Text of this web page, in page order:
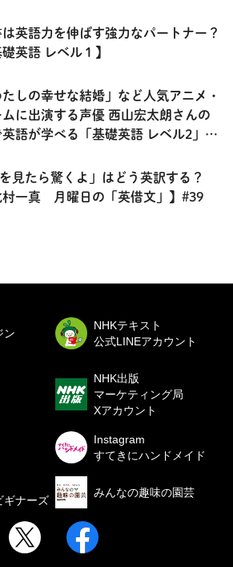
英語力を伸ばす強力なパートナー？
礎英語 レベル１】
たしの幸せな結婚」など人気アニメ・
ムに出演する声優 西山宏太朗さんの
英語が学べる「基礎英語 レベル2」の
を見たら驚くよ」はどう英訳する？
村一真 月曜日の「英借文」】#39
ン
NHKテキスト
公式LINEアカウント
NHK出版
マーケティング局
Xアカウント
Instagram
すてきにハンドメイド
ギナーズ
みんなの趣味の園芸